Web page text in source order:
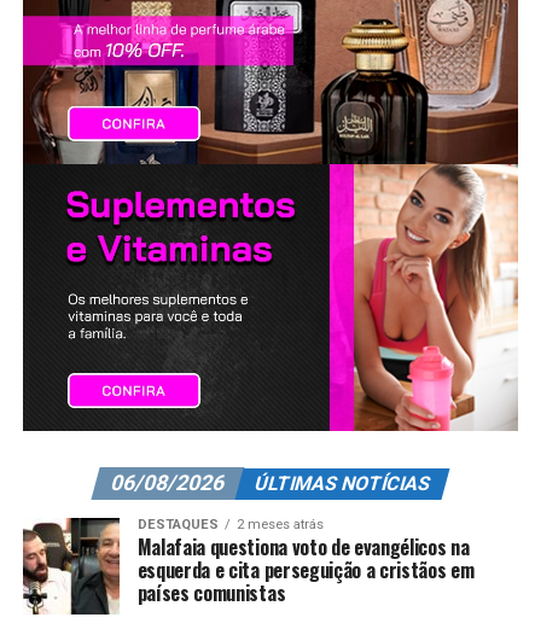
06/08/2026 ÚLTIMAS NOTÍCIAS
DESTAQUES 2 meses atrás
Malafaia questiona voto de evangélicos na
esquerda e cita perseguição a cristãos em
países comunistas